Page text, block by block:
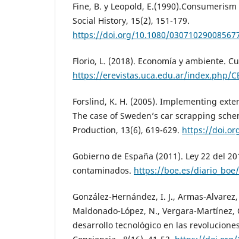
Fine, B. y Leopold,
Social History, 15(2), 151-179.
https://doi.org/10.1080/
Florio, L. (2018). Economía y ambiente.
https://erevistas.uca.edu.ar/index.php/
Forslind, K. H. (2005). Implementing
The case of Sweden’s car scrapping
Production, 13(6), 619-629. https://
Gobierno de España (2011). Ley 22 del
contaminados. https://boe.es/diario_boe/
González-Hernández, I. J., Armas-
Maldonado-López, N., Vergara-Martínez,
desarrollo tecnológico en las